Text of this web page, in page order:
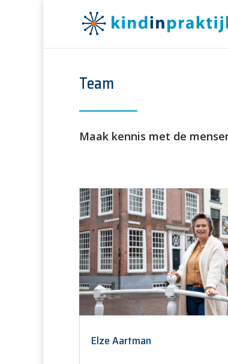
Team
Maak kennis met de
Elze Aartman